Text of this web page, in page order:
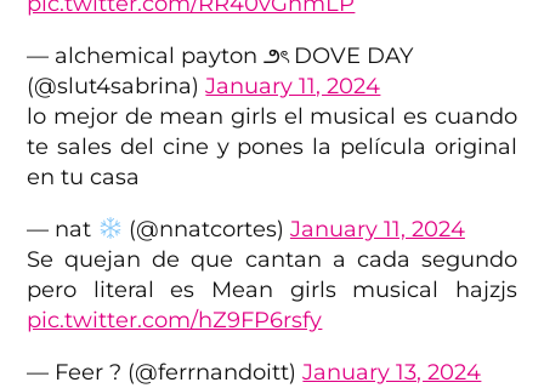
— alchemical payton ౨ৎ DOVE DAY
(@slut4sabrina)January 11, 2024
lo mejor de mean girls el musical es cuando
te sales del cine y pones la película original
en tu casa
— nat
(@nnatcortes) January 11, 2024
Se quejan de que cantan a cada segundo
pero literal es Mean girls musical hajzjs
pic.twitter.com/hZ9FP6rsfy
— Feer ? (@ferrnandoitt)January 13, 2024